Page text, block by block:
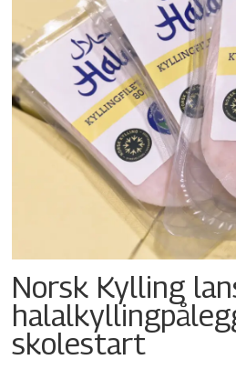
Norsk Kylling
skolestart